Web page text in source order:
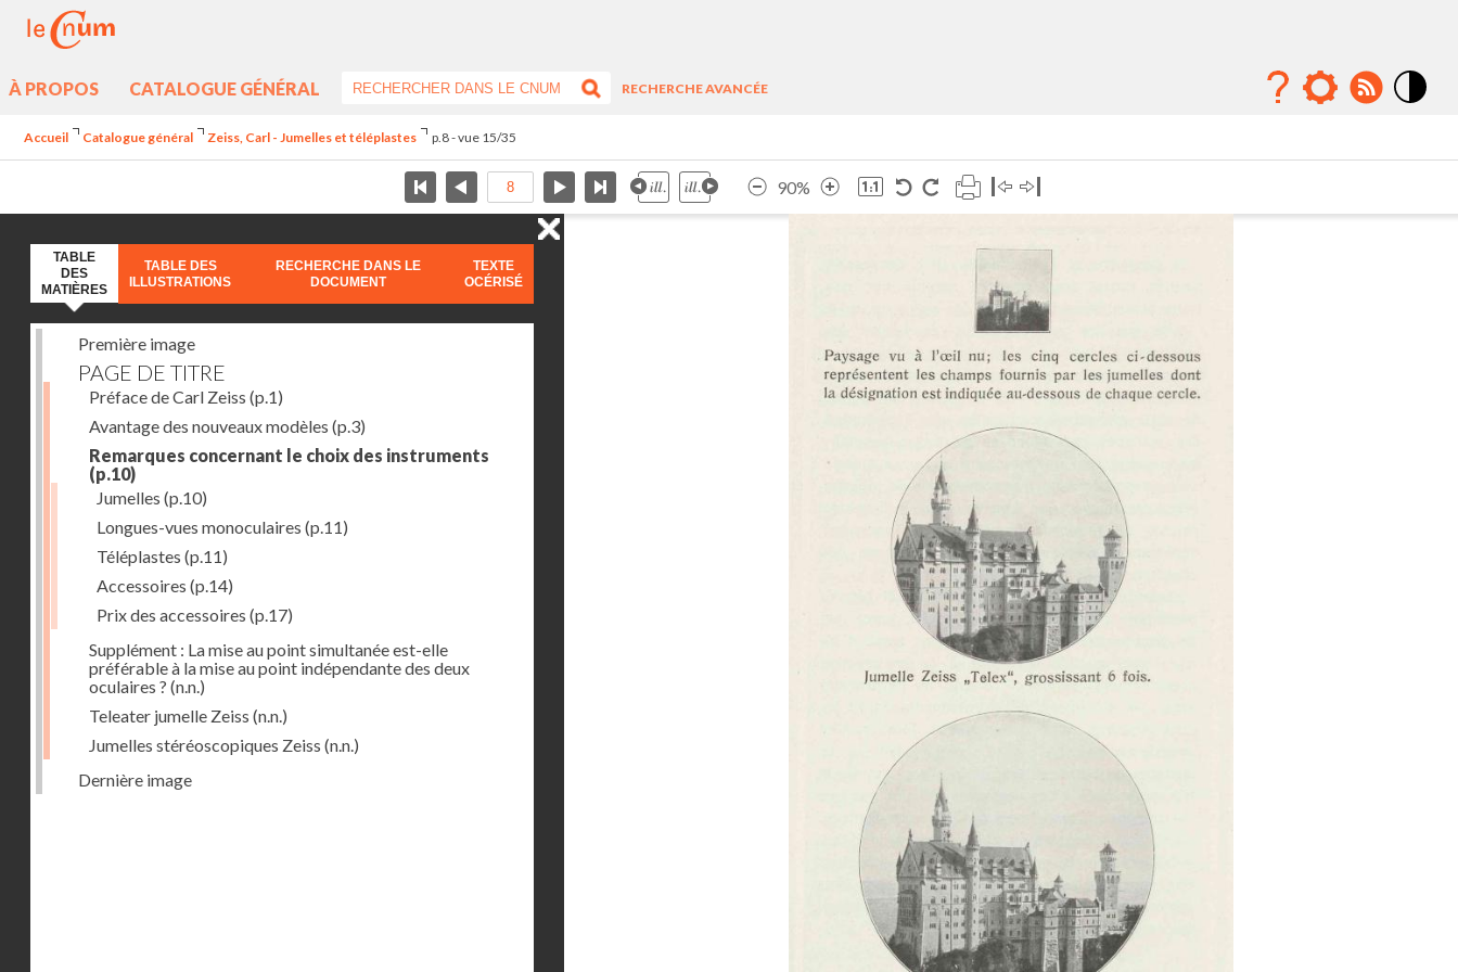
À PROPOS CATALOGUE GÉNÉRAL
RECHERCHE AVANCÉE
Accueil Catalogue général Zeiss, Carl - Jumelles et téléplastes p.8 - vue 15/35
90%
TABLE
DES
MATIÈRES
TABLE DES
ILLUSTRATIONS
RECHERCHE DANS LE
DOCUMENT
TEXTE
OCÉRISÉ
Première image
PAGE DE TITRE
Préface de Carl Zeiss (p.1)
Avantage des nouveaux modèles (p.3)
Remarques concernant le choix des instruments
(p.10)
Jumelles (p.10)
Longues-vues monoculaires (p.11)
Téléplastes (p.11)
Accessoires (p.14)
Prix des accessoires (p.17)
Supplément : La mise au point simultanée est-elle
préférable à la mise au point indépendante des deux
oculaires ? (n.n.)
Teleater jumelle Zeiss (n.n.)
Jumelles stéréoscopiques Zeiss (n.n.)
Dernière image